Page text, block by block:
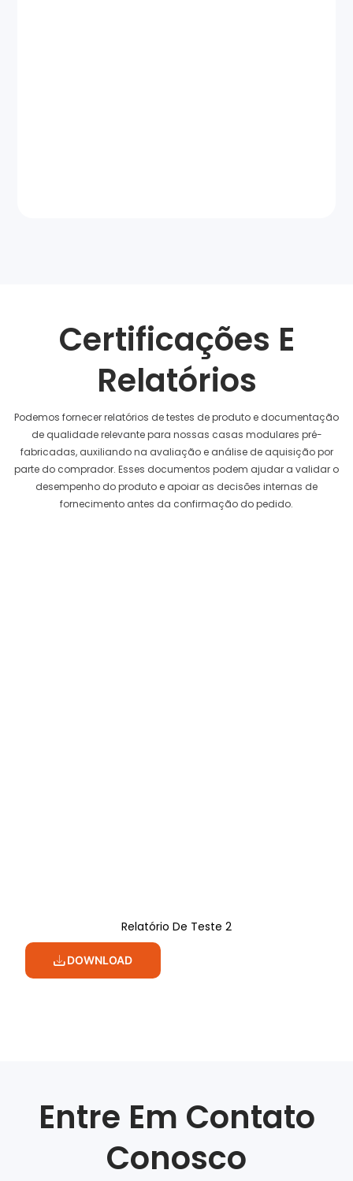
Certificações E
Relatórios
Podemos fornecer relatórios de testes de produto e documentação
de qualidade relevante para nossas casas modulares pré-
fabricadas, auxiliando na avaliação e análise de aquisição por
parte do comprador. Esses documentos podem ajudar a validar o
desempenho do produto e apoiar as decisões internas de
fornecimento antes da confirmação do pedido.
Relatório De Teste 2
DOWNLOAD
Entre Em Contato
Conosco